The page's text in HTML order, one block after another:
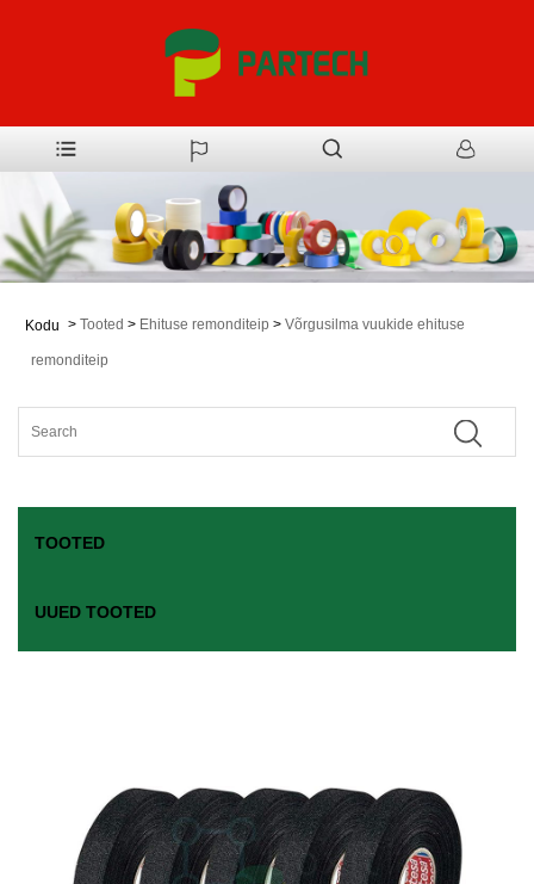
Kodu > Tooted > Ehituse remonditeip > Võrgusilma vuukide ehituse
remonditeip
TOOTED
UUED TOOTED